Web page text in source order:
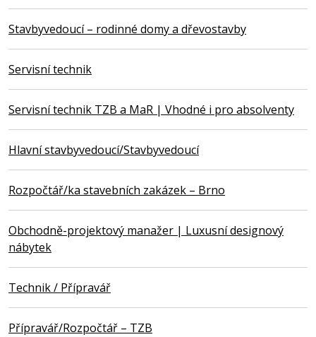
Stavbyvedoucí – rodinné domy a dřevostavby
Servisní technik
Servisní technik TZB a MaR | Vhodné i pro absolventy
Hlavní stavbyvedoucí/Stavbyvedoucí
Rozpočtář/ka stavebních zakázek – Brno
Obchodně-projektový manažer | Luxusní designový
nábytek
Technik / Přípravář
Přípravář/Rozpočtář – TZB